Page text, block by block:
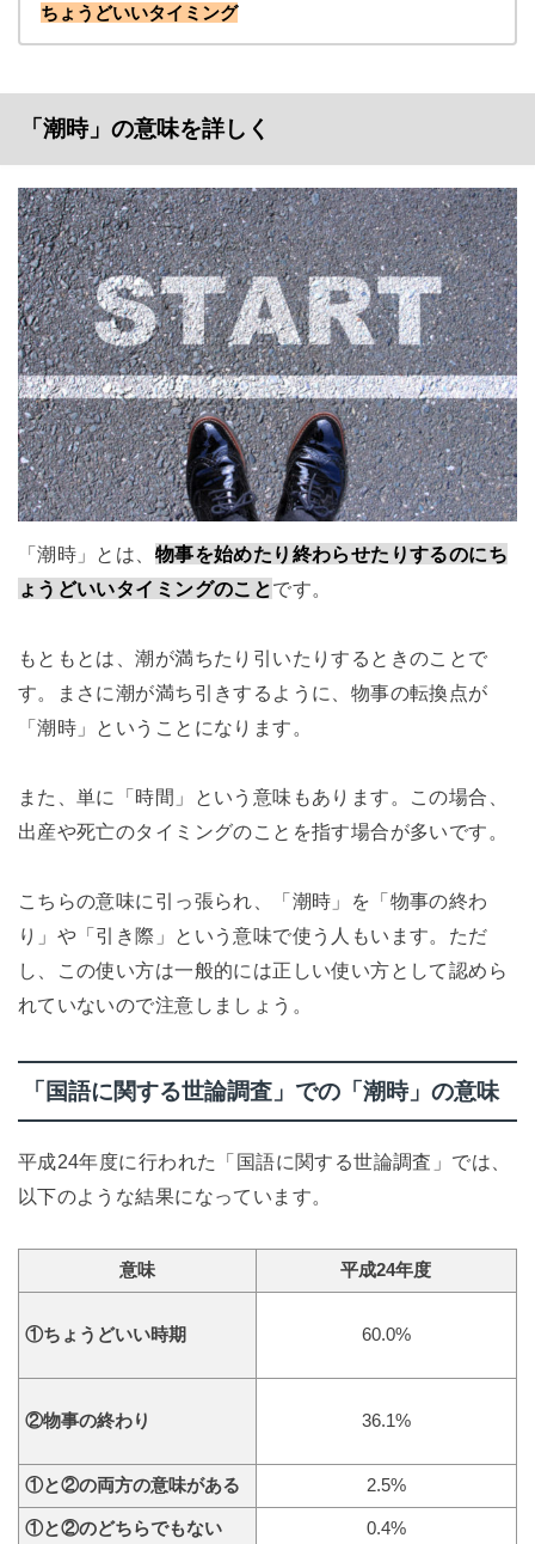
ちょうどいいタイミング
「潮時」の意味を詳しく
「潮時」とは、 物事を始めたり終わらせたりするのにち
ょうどいいタイミングのことです。
もともとは、潮が満ちたり引いたりするときのことで
す。まさに潮が満ち引きするように、物事の転換点が
「潮時」ということになります。
また、単に「時間」という意味もあります。この場合、
出産や死亡のタイミングのことを指す場合が多いです。
こちらの意味に引っ張られ、「潮時」を「物事の終わ
り」や「引き際」という意味で使う人もいます。ただ
し、この使い方は一般的には正しい使い方として認めら
れていないので注意しましょう。
「国語に関する世論調査」での「潮時」の意味
平成24年度に行われた「国語に関する世論調査」では、
以下のような結果になっています。
意味 平成24年度
①ちょうどいい時期 60.0%
②物事の終わり 36.1%
①と②の両方の意味がある 2.5%
①と②のどちらでもない 0.4%